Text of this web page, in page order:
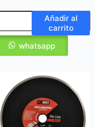
Añadir al
carrito
whatsapp